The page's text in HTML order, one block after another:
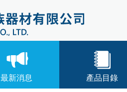
最新消息 產品目錄